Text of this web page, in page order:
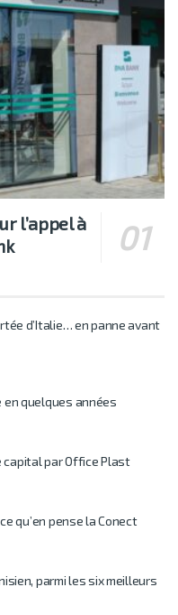
l’appel à
d’Italie… en panne avant
quelques années
capital par Office Plast
qu’en pense la Conect
parmi les six meilleurs